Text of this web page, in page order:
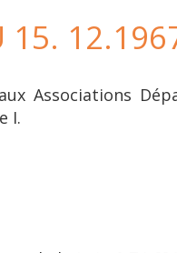
15.
Associations
I.